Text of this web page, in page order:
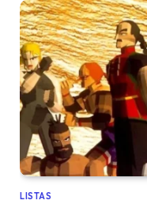
LISTAS